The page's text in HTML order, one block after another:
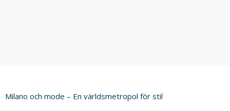
Milano och mode – En världsmetropol för stil